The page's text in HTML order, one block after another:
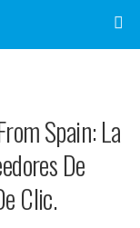
Spain: La
De
Clic.